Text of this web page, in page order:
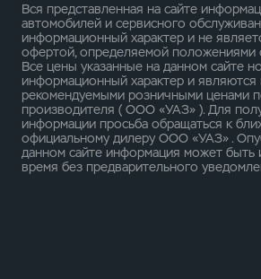
Вся представленная на сайте
автомобилей и сервисного
информационный характер и не
офертой, определяемой положениями
Все цены указанные на данном сайте
информационный характер и являются
рекомендуемыми розничными ценами
производителя ( ООО «УАЗ» ). Для
информации просьба обращаться к
официальному дилеру ООО «УАЗ» .
данном сайте информация может быть
время без предварительного